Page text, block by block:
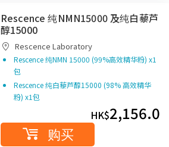
Rescence 纯NMN15000 及纯白藜芦
醇15000
Rescence Laboratory
Rescence 纯NMN 15000 (99%高效精华粉) x1
包
Rescence 纯白藜芦醇15000 (98% 高效精华
粉) x1包
HK$2,156.0
购买